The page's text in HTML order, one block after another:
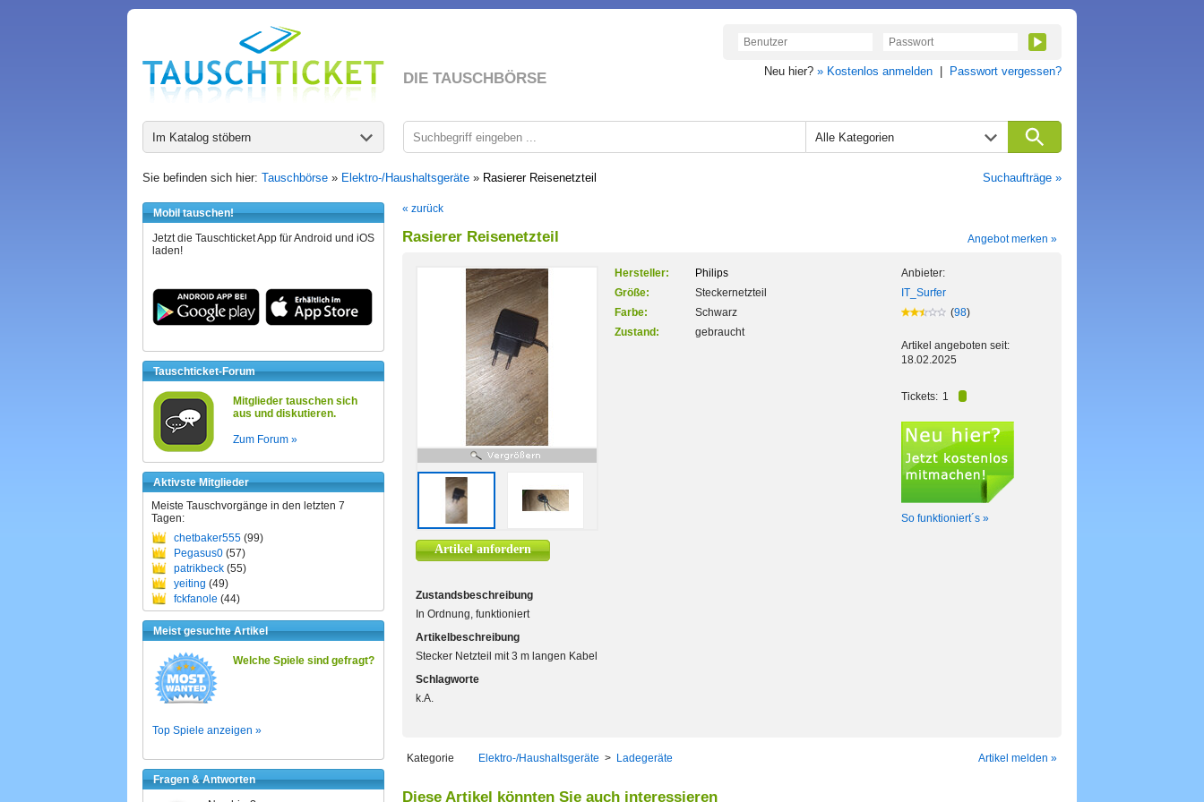
DIE TAUSCHBÖRSE Neu hier? » Kostenlos anmelden Passwort vergessen?
Im Katalog stöbern Alle Kategorien
Sie befinden sich hier: Tauschbörse » Elektro-/Haushaltsgeräte » Rasierer Reisenetzteil Suchaufträge »
Mobil tauschen!
Jetzt die Tauschticket App für Android und iOS
laden!
Tauschticket-Forum
Mitglieder tauschen sich
aus und diskutieren.
Zum Forum »
Aktivste Mitglieder
Meiste Tauschvorgänge in den letzten 7
Tagen:
chetbaker555 (99)
Pegasus0 (57)
patrikbeck (55)
yeiting (49)
fckfanole (44)
Meist gesuchte Artikel
Welche Spiele sind gefragt?
Top Spiele anzeigen »
Fragen & Antworten
« zurück
Rasierer Reisenetzteil Angebot merken »
Artikel anfordern
Hersteller:
Philips
Größe:
Steckernetzteil
Farbe:
Schwarz
Zustand:
gebraucht
Anbieter:
IT_Surfer
(98)
Artikel angeboten seit:
18.02.2025
Tickets: 1
So funktioniert´s »
Zustandsbeschreibung
In Ordnung, funktioniert
Artikelbeschreibung
Stecker Netzteil mit 3 m langen Kabel
Schlagworte
k.A.
Kategorie Elektro-/Haushaltsgeräte > Ladegeräte Artikel melden »
Diese Artikel könnten Sie auch interessieren